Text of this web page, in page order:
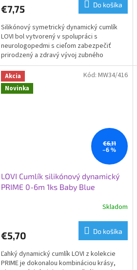
€7,75 Do košíka
Silikónový symetrický dynamický cumlík
LOVI bol vytvorený v spolupráci s
neurologopedmi s cieľom zabezpečiť
prirodzený a zdravý vývoj zubného
poschodia, zubov a ďasien dieťaťa.
Akcia
Novinka
€6,11
–6 %
LOVI Cumlík silikónový dynamický
PRIME 0-6m 1ks Baby Blue
Skladom
€5,70 Do košíka
Ľahký dynamický cumlík LOVI z kolekcie
PRIME je dokonalou kombináciou krásy,
Kód: MW34/416